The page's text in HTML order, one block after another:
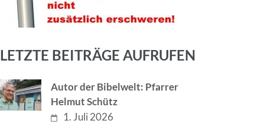
LETZTE BEITRÄGE AUFRUFEN
Autor der Bibelwelt: Pfarrer
Helmut Schütz
1. Juli 2026